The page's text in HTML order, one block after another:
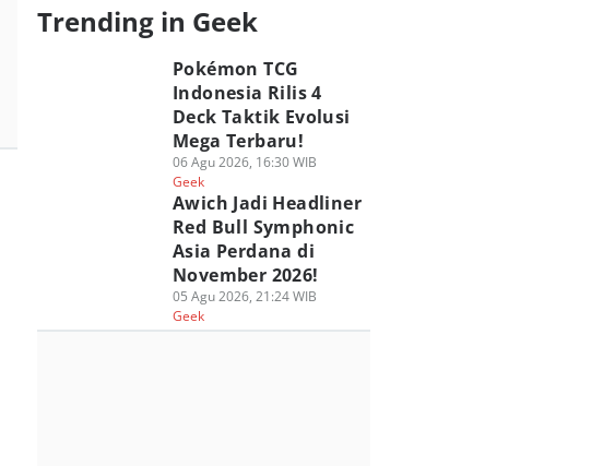
Trending in Geek
Pokémon TCG
Indonesia Rilis 4
Deck Taktik Evolusi
Mega Terbaru!
06 Agu 2026, 16:30 WIB
Geek
Awich Jadi Headliner
Red Bull Symphonic
Asia Perdana di
November 2026!
05 Agu 2026, 21:24 WIB
Geek